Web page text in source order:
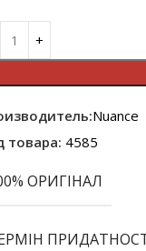
Nuance
товара: 4585
ОРИГІНАЛ